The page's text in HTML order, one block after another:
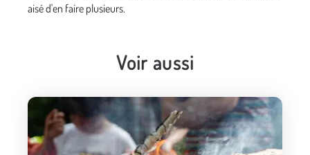
aisé d'en faire plusieurs.
Voir aussi